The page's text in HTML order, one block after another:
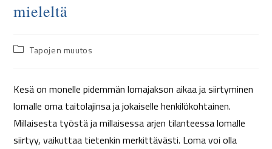
mieleltä
Tapojen muutos
Kesä on monelle pidemmän lomajakson aikaa ja siirtyminen
lomalle oma taitolajinsa ja jokaiselle henkilökohtainen.
Millaisesta työstä ja millaisessa arjen tilanteessa lomalle
siirtyy, vaikuttaa tietenkin merkittävästi. Loma voi olla